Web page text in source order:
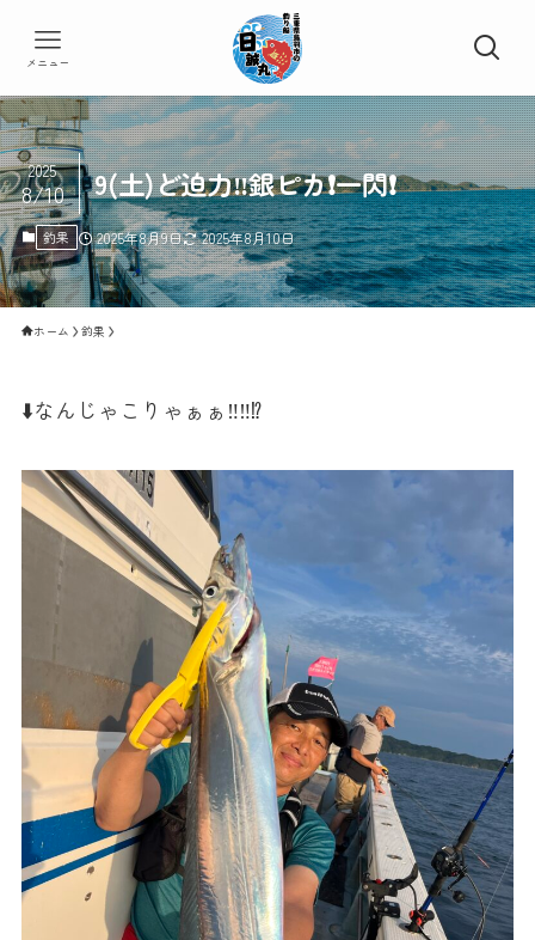
メニュー
9(土)ど迫力‼️銀ピカ❗️一閃❗️
2025
8/10
釣果 2025年8月9日 2025年8月10日
ホーム 釣果
⬇️なんじゃこりゃぁぁ‼️‼️⁉️